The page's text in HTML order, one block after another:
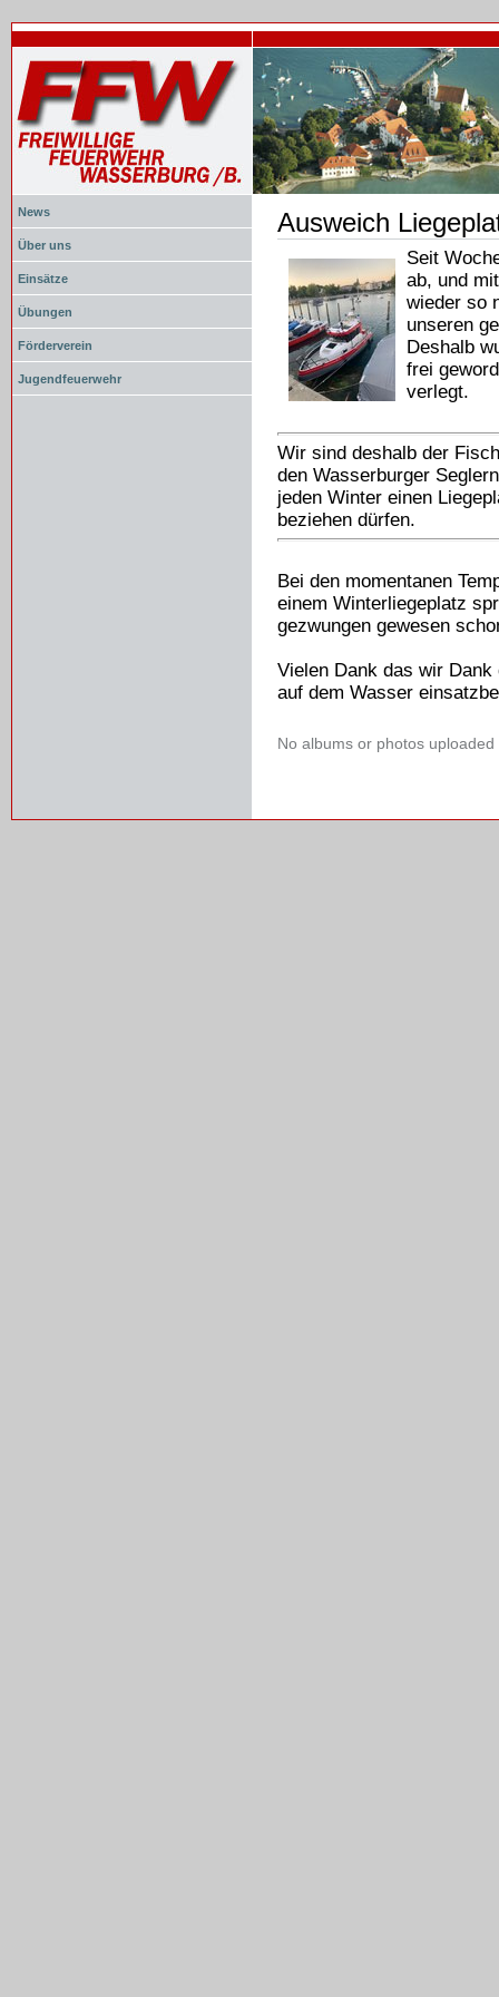
News
Über uns
Einsätze
Übungen
Förderverein
Jugendfeuerwehr
Ausweich
Document
Actions
Seit
ab, und
wieder so
unseren
Deshalb
frei
verlegt.
Wir sind deshalb der
den Wasserburger
jeden Winter einen
beziehen dürfen.
Bei den momentanen
einem Winterliegeplatz
gezwungen gewesen
Vielen Dank das wir
auf dem Wasser
No albums or photos uploaded